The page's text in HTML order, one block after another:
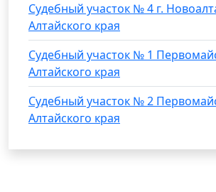
Судебный участок № 4 г.
Алтайского края
Судебный участок № 1
Алтайского края
Судебный участок № 2
Алтайского края